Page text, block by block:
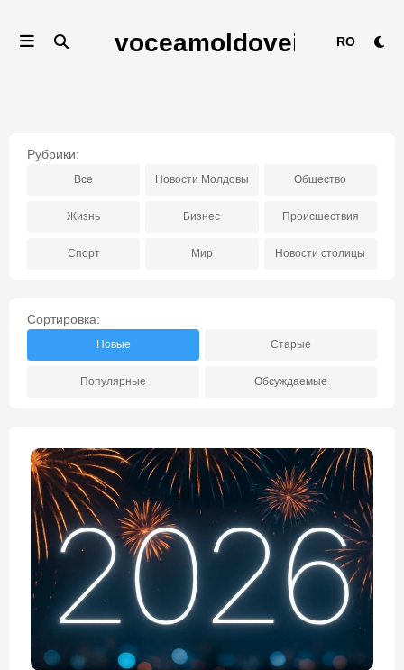
содержимому
RO
Рубрики:
Все Новости Молдовы Общество
Жизнь Бизнес Происшествия
Спорт Мир Новости столицы
Сортировка:
Новые Старые
Популярные Обсуждаемые